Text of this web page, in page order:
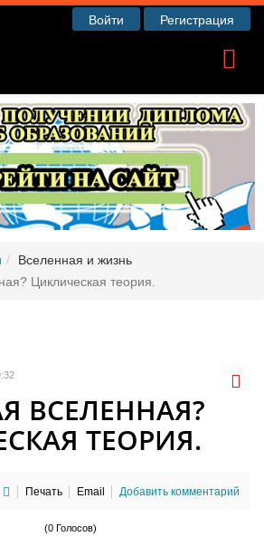
Войти Регистрация
Вселенная и жизнь
Циклическая теория.
ВСЕЛЕННАЯ?
ТЕОРИЯ.
Печать Email Добавить комментарий
(0 Голосов)